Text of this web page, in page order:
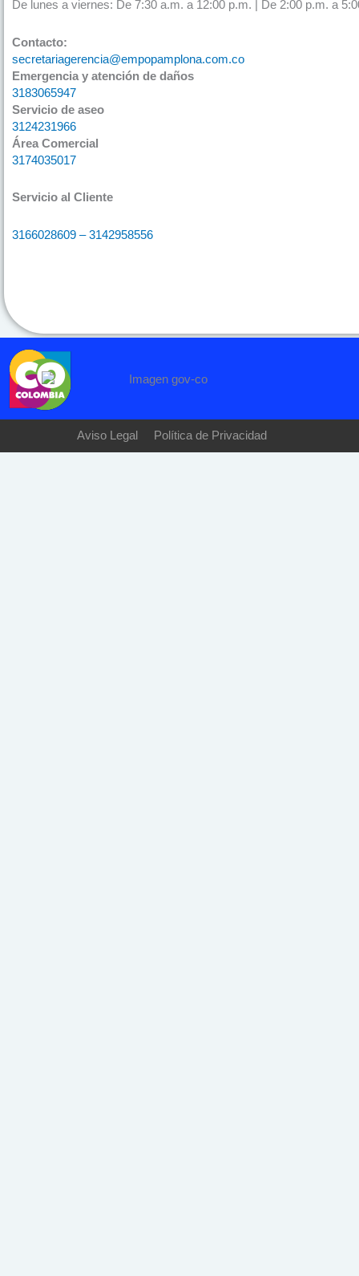
De lunes a viernes: De 7:30 a.m. a 12:00 p.m. | De 2:00 p.m. a
Contacto:
secretariagerencia@empopamplona.com.co
Emergencia y atención de daños
3183065947
Servicio de aseo
3124231966
Área Comercial
3174035017
Servicio al Cliente
3166028609 – 3142958556
Aviso Legal Política de Privacidad